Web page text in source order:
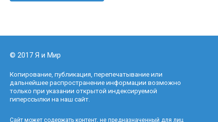
© 2017 Я и Мир
Копирование, публикация, перепечатывание или
дальнейшее распространение информации возможно
только при указании открытой индексируемой
гиперссылки на наш сайт.
Сайт может содержать контент, не предназначенный для лиц